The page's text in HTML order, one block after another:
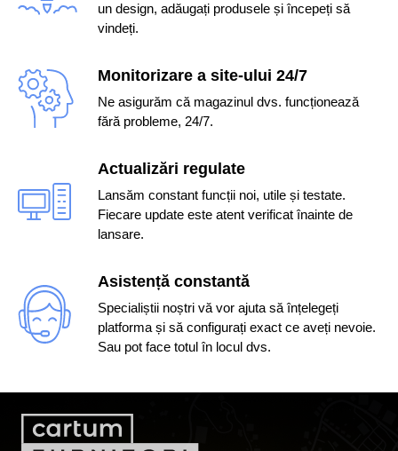
un design, adăugați produsele și începeți să
vindeți.
Monitorizare a site-ului 24/7
Ne asigurăm că magazinul dvs. funcționează
fără probleme, 24/7.
Actualizări regulate
Lansăm constant funcții noi, utile și testate.
Fiecare update este atent verificat înainte de
lansare.
Asistență constantă
Specialiștii noștri vă vor ajuta să înțelegeți
platforma și să configurați exact ce aveți nevoie.
Sau pot face totul în locul dvs.